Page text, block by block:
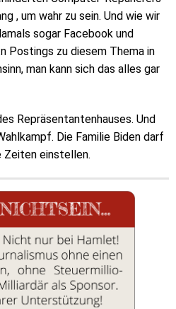
, um wahr zu sein. Und wie wir
sogar Facebook und
Postings zu diesem Thema in
man kann sich das alles gar
Repräsentantenhauses. Und
Die Familie Biden darf
Zeiten einstellen.